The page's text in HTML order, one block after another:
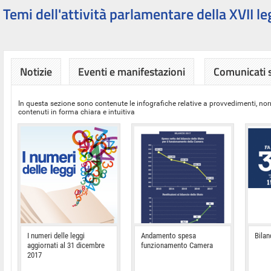
Temi dell'attività parlamentare della XVII
Notizie Eventi e manifestazioni Comunicati
In questa sezione sono contenute le infografiche relative a provvedimenti,
contenuti in forma chiara e intuitiva
I numeri delle leggi
aggiornati al 31 dicembre
2017
Andamento spesa
funzionamento Camera